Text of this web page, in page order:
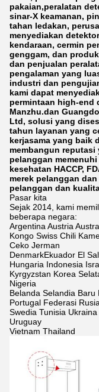
pakaian,peralatan
sinar-X keamanan,
tahan ledakan,
menyediakan
kendaraan, cermin
genggam, dan
dan penjualan
pengalaman yang
industri dan
kami dapat
permintaan high-end
Manzhu.dan
Ltd, solusi yang
tahun layanan yang
kerjasama yang baik
membangun
pelanggan
kesehatan HACCP,
merek pelanggan
pelanggan dan
Pasar kita
Sejak 2014, kami
beberapa negara:
Argentina Austria
Kongo Swiss Chili
Ceko Jerman
DenmarkEkuador El
Hungaria Indonesia
Kyrgyzstan Korea
Nigeria
Belanda Selandia
Portugal Federasi Rusia
Swedia Tunisia
Uruguay
Vietnam Thailand